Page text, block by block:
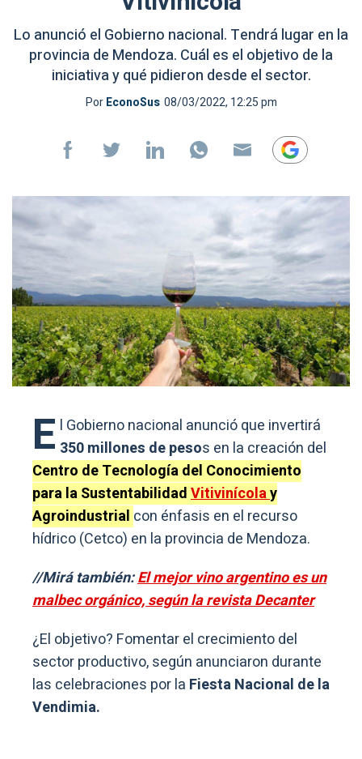
Lo anunció el Gobierno nacional. Tendrá lugar en la
provincia de Mendoza. Cuál es el objetivo de la
iniciativa y qué pidieron desde el sector.
PorEconoSus 08/03/2022, 12:25 pm
E l Gobierno nacional anunció que invertirá
350 millones de pesos en la creación del
Centro de Tecnología del Conocimiento
para la SustentabilidadVitivinícolay
Agroindustrial con énfasis en el recurso
hídrico (Cetco) en la provincia de Mendoza.
//Mirá también:El mejor vino argentino es un
malbec orgánico, según la revista Decanter
¿El objetivo? Fomentar el crecimiento del
sector productivo, según anunciaron durante
las celebraciones por la Fiesta Nacional de la
Vendimia.